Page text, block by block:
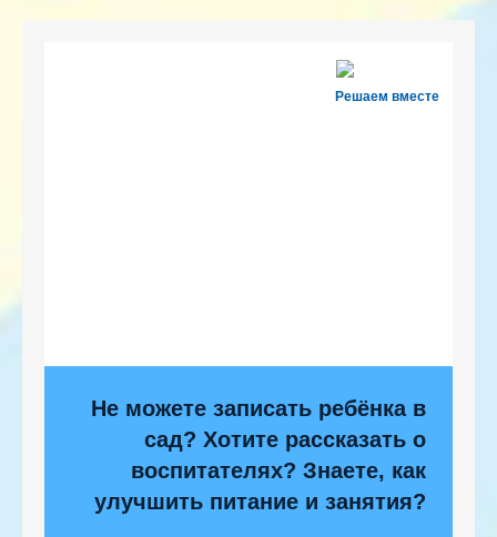
Решаем вместе
Не можете записать ребёнка в
сад? Хотите рассказать о
воспитателях? Знаете, как
улучшить питание и занятия?